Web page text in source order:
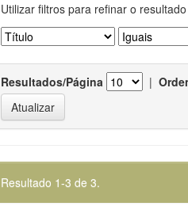
Utilizar filtros para refinar o
Resultados/Página |
Resultado 1-3 de 3.